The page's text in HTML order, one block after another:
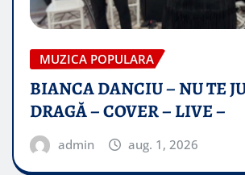
MUZICA POPULARA
BIANCA DANCIU – NU TE
DRAGĂ – COVER – LIVE –
admin aug. 1, 2026